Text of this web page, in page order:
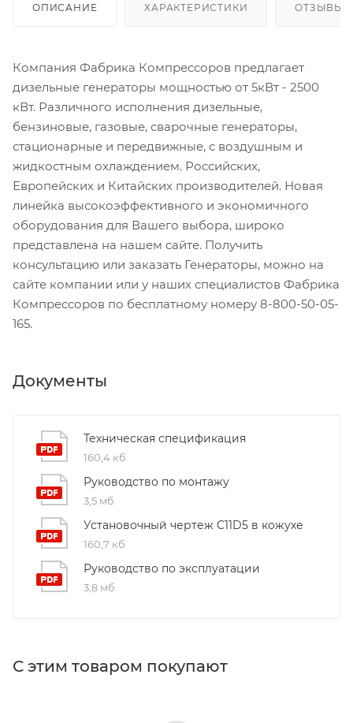
ОПИСАНИЕ ХАРАКТЕРИСТИКИ ОТЗЫВЫ
Компания Фабрика Компрессоров предлагает
дизельные генераторы мощностью от 5кВт - 2500
кВт. Различного исполнения дизельные,
бензиновые, газовые, сварочные генераторы,
стационарные и передвижные, с воздушным и
жидкостным охлаждением. Российских,
Европейских и Китайских производителей. Новая
линейка высокоэффективного и экономичного
оборудования для Вашего выбора, широко
представлена на нашем сайте. Получить
консультацию или заказать Генераторы, можно на
сайте компании или у наших специалистов Фабрика
Компрессоров по бесплатному номеру 8-800-50-05-
165.
Документы
Техническая спецификация
160,4 кб
Руководство по монтажу
3,5 мб
Установочный чертеж C11D5 в кожухе
160,7 кб
Руководство по эксплуатации
3,8 мб
С этим товаром покупают